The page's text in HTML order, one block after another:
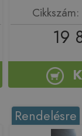
19
Rendelésre